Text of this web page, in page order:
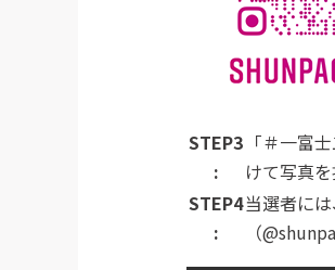
STEP3
:
「＃一富
けて写真を
STEP4
:
当選者に
（